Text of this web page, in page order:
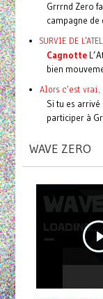
Grrrnd Zero
campagne de
SURVIE DE
Cagnotte
bien
Alors c'est
Si tu es arrivé
participer à
WAVE ZERO